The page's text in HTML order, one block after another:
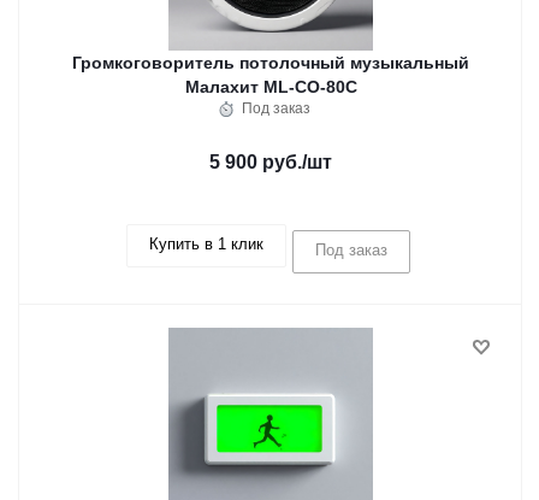
Громкоговоритель потолочный музыкальный
Малахит ML-CO-80C
Под заказ
5 900 руб./шт
Купить в 1 клик Под заказ